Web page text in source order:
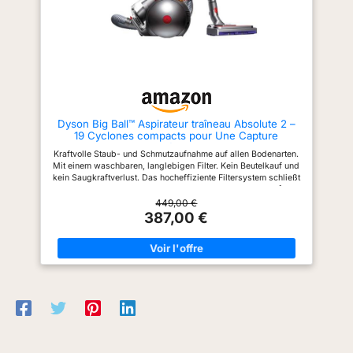
numéros de pièce du fabricant
d'origine ont été utilisés
uniquement à des fins de
bords/absorption optimale des
particules sur toute la largeur
de la buse) et 2 ramasse-fils
Dyson Big Ball™ Aspirateur traîneau Absolute 2 –
19 Cyclones compacts pour Une Capture
Kraftvolle Staub- und Schmutzaufnahme auf allen Bodenarten.
Mit einem waschbaren, langlebigen Filter. Kein Beutelkauf und
kein Saugkraftverlust. Das hocheffiziente Filtersystem schließt
Technologie für leichtes Manövrieren. Aspiration puissante sur
tous types de sols. Avec un filtre lavable permanent. Pas de
sacs à acheter et pas de perte d’aspiration. Le système de
filtration avancé sur l’ensemble de l’appareil capture 99,97 %
des poussières fines aussi petites que 0,3 micron.¹ La
technologie Ball permet de diriger facilement l’appareil.
449,00 €
387,00 €